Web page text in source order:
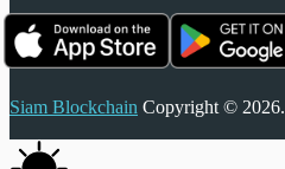
Siam Blockchain Copyright © 2026.